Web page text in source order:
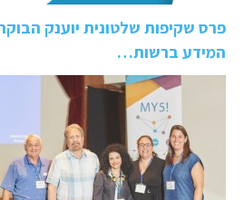
פרס שקיפות שלטונית יוענק
המידע ברשות…